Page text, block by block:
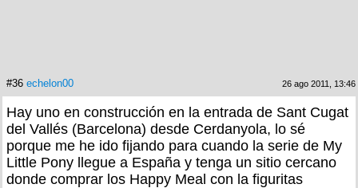
#36 echelon00 26 ago 2011, 13:46
Hay uno en construcción en la entrada de Sant Cugat
del Vallés (Barcelona) desde Cerdanyola, lo sé
porque me he ido fijando para cuando la serie de My
Little Pony llegue a España y tenga un sitio cercano
donde comprar los Happy Meal con la figuritas